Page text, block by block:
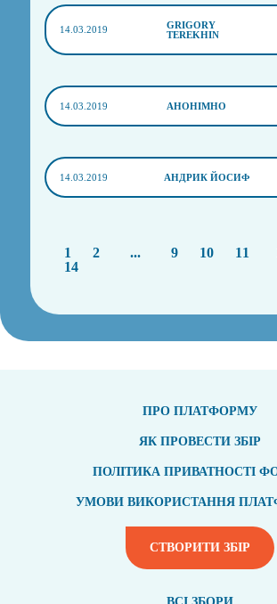
14.03.2019
GRIGORY
TEREKHIN
14.03.2019 АНОНІМНО
14.03.2019 АНДРИК ЙОСИФ
1 2 ... 9 10 11
14
ПРО ПЛАТФОРМУ
ЯК ПРОВЕСТИ ЗБІР
ПОЛІТИКА ПРИВАТНОСТІ
УМОВИ ВИКОРИСТАННЯ
СТВОРИТИ ЗБІР